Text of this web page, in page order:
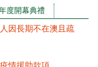
度開幕典禮
因長期不在澳且疏